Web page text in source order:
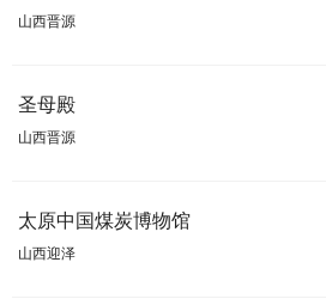
山西晋源
圣母殿
山西晋源
太原中国煤炭博物馆
山西迎泽